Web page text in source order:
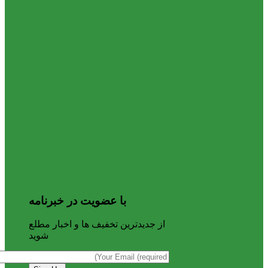
با عضویت در خبرنامه
از جدیدترین تخفیف ها و اخبار مطلع
شوید